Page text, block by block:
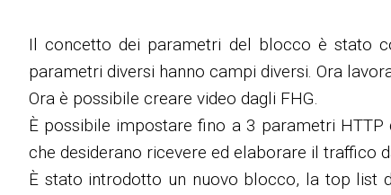
Il concetto dei parametri del blocco è stato
parametri diversi hanno campi diversi. Ora
Ora è possibile creare video dagli FHG.
È possibile impostare fino a 3 parametri
che desiderano ricevere ed elaborare il traffico
È stato introdotto un nuovo blocco, la top list